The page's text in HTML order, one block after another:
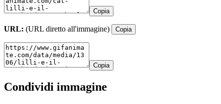
Copia
URL: (URL diretto all'immagine) Copia
Copia
Condividi immagine